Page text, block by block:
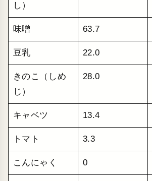
し）
味噌 63.7
豆乳 22.0
きのこ（しめ
じ）
28.0
キャベツ 13.4
トマト 3.3
こんにゃく 0